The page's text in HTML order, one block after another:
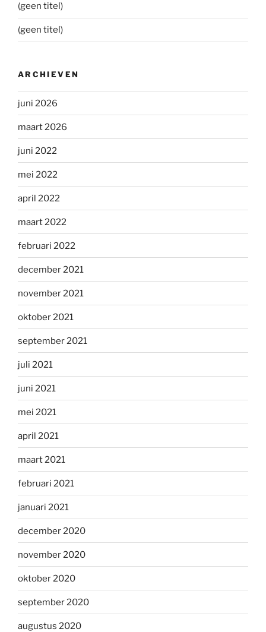
(geen titel)
(geen titel)
ARCHIEVEN
juni 2026
maart 2026
juni 2022
mei 2022
april 2022
maart 2022
februari 2022
december 2021
november 2021
oktober 2021
september 2021
juli 2021
juni 2021
mei 2021
april 2021
maart 2021
februari 2021
januari 2021
december 2020
november 2020
oktober 2020
september 2020
augustus 2020